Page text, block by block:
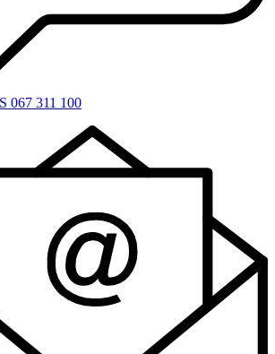
067 311 100